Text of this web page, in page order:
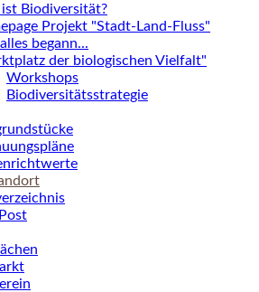
ist Biodiversität?
Projekt "Stadt-Land-Fluss"
begann...
der biologischen Vielfalt"
Workshops
Biodiversitätsstrategie